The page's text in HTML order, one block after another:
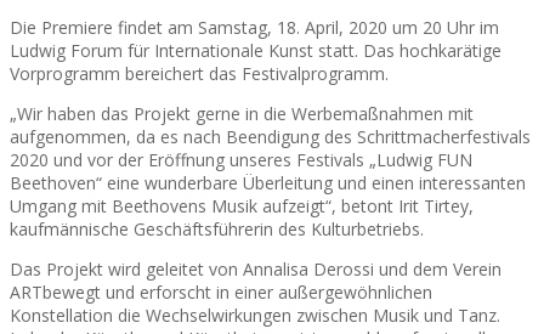
Die Premiere findet am Samstag, 18. April, 2020 um 20 Uhr im
Ludwig Forum für Internationale Kunst statt. Das hochkarätige
Vorprogramm bereichert das Festivalprogramm.
„Wir haben das Projekt gerne in die Werbemaßnahmen mit
aufgenommen, da es nach Beendigung des Schrittmacherfestivals
2020 und vor der Eröffnung unseres Festivals „Ludwig FUN
Beethoven“ eine wunderbare Überleitung und einen interessanten
Umgang mit Beethovens Musik aufzeigt“, betont Irit Tirtey,
kaufmännische Geschäftsführerin des Kulturbetriebs.
Das Projekt wird geleitet von Annalisa Derossi und dem Verein
ARTbewegt und erforscht in einer außergewöhnlichen
Konstellation die Wechselwirkungen zwischen Musik und Tanz.